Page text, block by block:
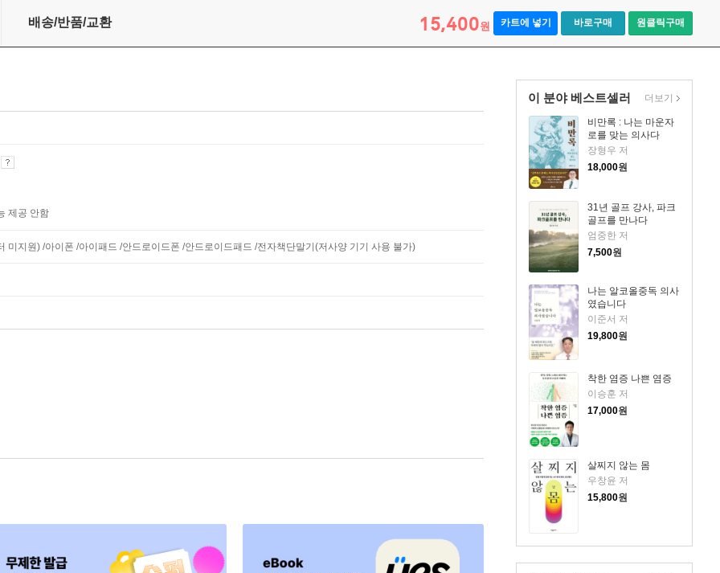
배송/반품/교환 15,400원 카트에 넣기 바로구매 원클릭구매
이 분야 베스트셀러
비만록 : 나는 마운자
로를 맞는 의사다
장형우 저
18,000원
31년 골프 강사, 파크
골프를 만나다
엄중한 저
7,500원
나는 알코올중독 의사
였습니다
이준서 저
19,800원
착한 염증 나쁜 염증
이승훈 저
17,000원
살찌지 않는 몸
우창윤 저
15,800원
더보기
제공 안함
미지원) /아이폰 /아이패드 /안드로이드폰 /안드로이드패드 /전자책단말기(저사양 기기 사용 불가)